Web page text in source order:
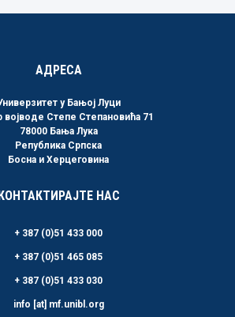
АДРЕСА
у Бањој Луци
војводе Степе Степановића 71
78000 Бања Лука
Република Српска
Босна и Херцеговина
НАС
+ 387 (0)51 433 000
+ 387 (0)51 465 085
+ 387 (0)51 433 030
info [at] mf.unibl.org